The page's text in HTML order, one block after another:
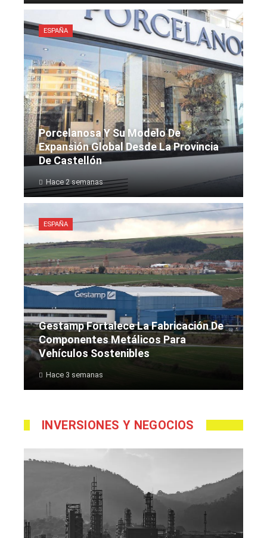
ESPAÑA
Porcelanosa Y Su Modelo De
Expansión Global Desde La Provincia
De Castellón
Hace 2 semanas
ESPAÑA
Gestamp Fortalece La Fabricación De
Componentes Metálicos Para
Vehículos Sostenibles
Hace 3 semanas
INVERSIONES Y NEGOCIOS